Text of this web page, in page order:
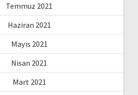
Temmuz 2021
Haziran 2021
Mayıs 2021
Nisan 2021
Mart 2021